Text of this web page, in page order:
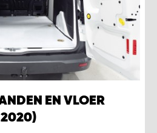
EN VLOER
2020)